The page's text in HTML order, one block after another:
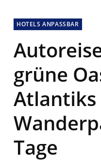
HOTELS ANPASSBAR
grüne
Atlantiks
Tage